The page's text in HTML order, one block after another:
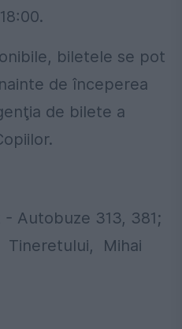
biletele se pot
de începerea
de bilete a
Autobuze 313, 381;
Tineretului, Mihai